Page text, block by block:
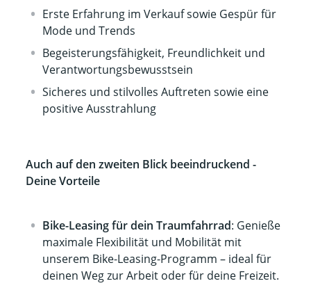
Erste Erfahrung im Verkauf sowie Gespür für
Mode und Trends
Begeisterungsfähigkeit, Freundlichkeit und
Verantwortungsbewusstsein
Sicheres und stilvolles Auftreten sowie eine
positive Ausstrahlung
Auch auf den zweiten Blick beeindruckend -
Deine Vorteile
Bike-Leasing für dein Traumfahrrad: Genieße
maximale Flexibilität und Mobilität mit
unserem Bike-Leasing-Programm – ideal für
deinen Weg zur Arbeit oder für deine Freizeit.